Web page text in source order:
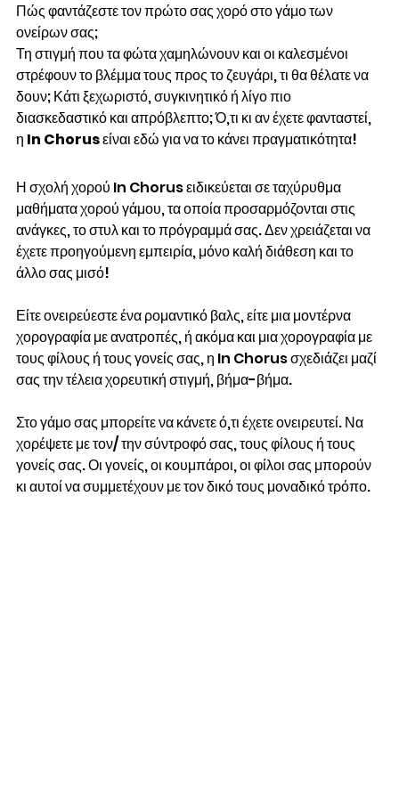
Πώς φαντάζεστε τον πρώτο σας χορό στο γάμο των
ονείρων σας;
Τη στιγμή που τα φώτα χαμηλώνουν και οι καλεσμένοι
στρέφουν το βλέμμα τους προς το ζευγάρι, τι θα θέλατε να
δουν; Κάτι ξεχωριστό, συγκινητικό ή λίγο πιο
διασκεδαστικό και απρόβλεπτο; Ό,τι κι αν έχετε φανταστεί,
η In Chorus είναι εδώ για να το κάνει πραγματικότητα!
Η σχολή χορού In Chorus ειδικεύεται σε ταχύρυθμα
μαθήματα χορού γάμου, τα οποία προσαρμόζονται στις
ανάγκες, το στυλ και το πρόγραμμά σας. Δεν χρειάζεται να
έχετε προηγούμενη εμπειρία, μόνο καλή διάθεση και το
άλλο σας μισό!
Είτε ονειρεύεστε ένα ρομαντικό βαλς, είτε μια μοντέρνα
χορογραφία με ανατροπές, ή ακόμα και μια χορογραφία με
τους φίλους ή τους γονείς σας, η In Chorus σχεδιάζει μαζί
σας την τέλεια χορευτική στιγμή, βήμα-βήμα.
Στο γάμο σας μπορείτε να κάνετε ό,τι έχετε ονειρευτεί. Να
χορέψετε με τον/ την σύντροφό σας, τους φίλους ή τους
γονείς σας. Οι γονείς, οι κουμπάροι, οι φίλοι σας μπορούν
κι αυτοί να συμμετέχουν με τον δικό τους μοναδικό τρόπο.